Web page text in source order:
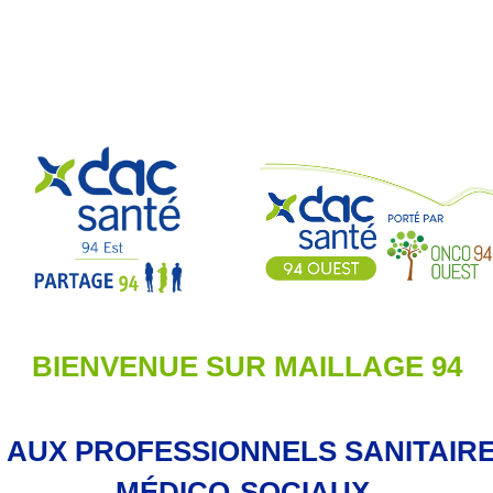
BIENVENUE SUR MAILLAGE 94
PROFESSIONNELS